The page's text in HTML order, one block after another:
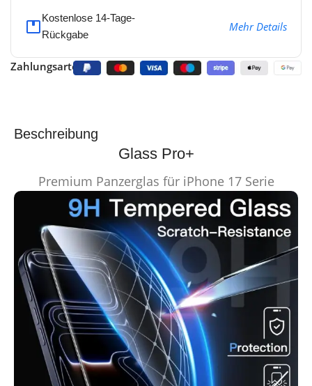
Kostenlose 14-Tage-
Rückgabe
Mehr Details
Zahlungsarten:
Beschreibung
Glass Pro+
Premium Panzerglas für iPhone 17 Serie